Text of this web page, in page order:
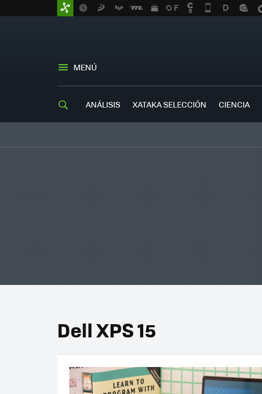
MENÚ
ANÁLISIS XATAKA SELECCIÓN CIENCIA
Dell XPS 15